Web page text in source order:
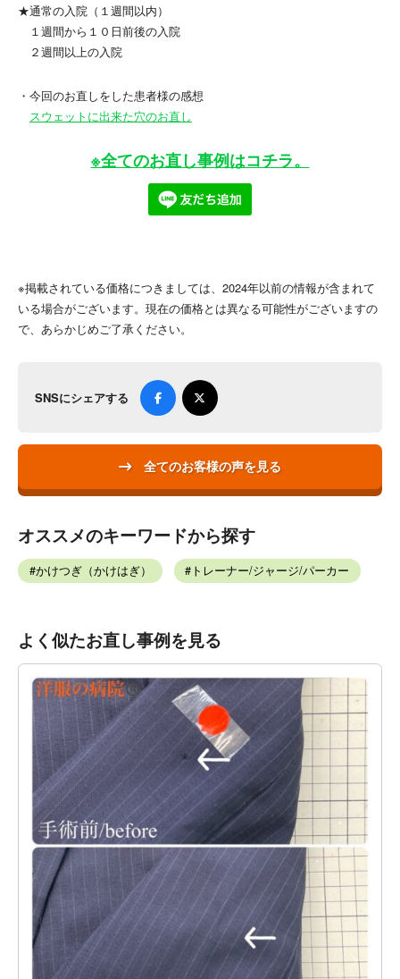
★通常の入院（１週間以内）
１週間から１０日前後の入院
２週間以上の入院
・今回のお直しをした患者様の感想
スウェットに出来た穴のお直し
※全てのお直し事例はコチラ。
※掲載されている価格につきましては、2024年以前の情報が含まれて
いる場合がございます。現在の価格とは異なる可能性がございますの
で、あらかじめご了承ください。
SNSにシェアする
全てのお客様の声を見る
オススメのキーワードから探す
かけつぎ（かけはぎ） トレーナー/ジャージ/パーカー
よく似たお直し事例を見る